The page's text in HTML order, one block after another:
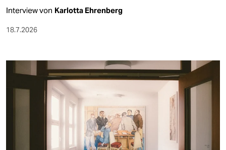
Interview von Karlotta Ehrenberg
18.7.2026